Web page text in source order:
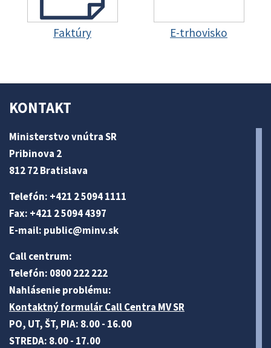
Faktúry E-trhovisko
KONTAKT
Ministerstvo vnútra SR
Pribinova 2
812 72 Bratislava
Telefón: +421 2 5094 1111
Fax: +421 2 5094 4397
E-mail: public@minv.sk
Call centrum:
Telefón: 0800 222 222
Nahlásenie problému:
Kontaktný formulár Call Centra MV SR
PO, UT, ŠT, PIA: 8.00 - 16.00
STREDA: 8.00 - 17.00